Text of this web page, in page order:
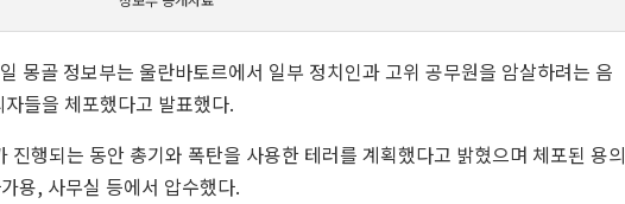
몽골 정보부는 울란바토르에서 일부 정치인과 고위 공무원을 암살하려는 음
들을 체포했다고 발표했다.
진행되는 동안 총기와 폭탄을 사용한 테러를 계획했다고 밝혔으며 체포된 용의
용, 사무실 등에서 압수했다.